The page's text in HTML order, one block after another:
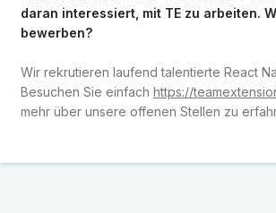
daran interessiert, mit TE zu arbeiten.
bewerben?
Wir rekrutieren laufend talentierte React
Besuchen Sie einfach https://
mehr über unsere offenen Stellen zu